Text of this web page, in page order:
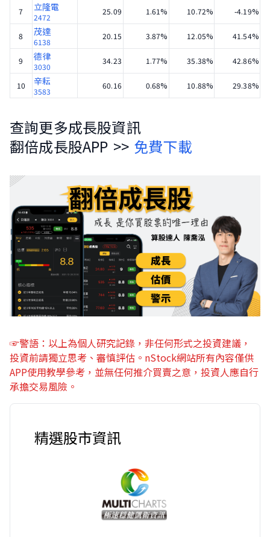
7 立隆電
2472
25.09 1.61% 10.72% -4.19%
8 茂達
6138
20.15 3.87% 12.05% 41.54%
9 德律
3030
34.23 1.77% 35.38% 42.86%
10 辛耘
3583
60.16 0.68% 10.88% 29.38%
查詢更多成長股資訊
翻倍成長股APP >> 免費下載
☞警語：以上為個人研究記錄，非任何形式之投資建議，
投資前請獨立思考、審慎評估。nStock網站所有內容僅供
APP使用教學參考，並無任何推介買賣之意，投資人應自行
承擔交易風險。
精選股市資訊